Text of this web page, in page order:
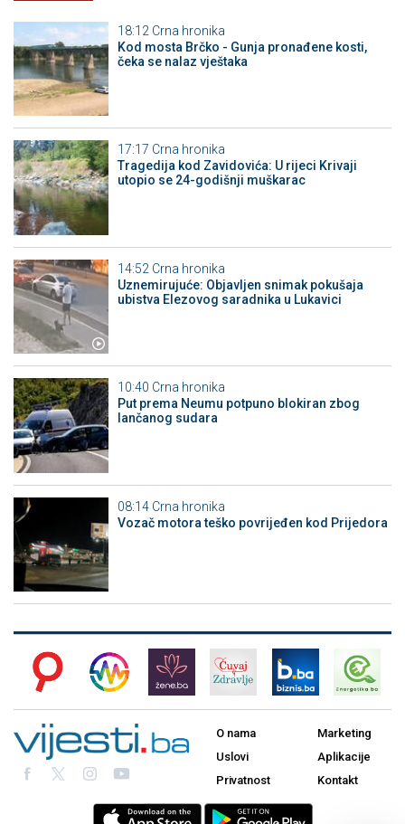
18:12 Crna hronika
Kod mosta Brčko - Gunja pronađene kosti,
čeka se nalaz vještaka
17:17 Crna hronika
Tragedija kod Zavidovića: U rijeci Krivaji
utopio se 24-godišnji muškarac
14:52 Crna hronika
Uznemirujuće: Objavljen snimak pokušaja
ubistva Elezovog saradnika u Lukavici
10:40 Crna hronika
Put prema Neumu potpuno blokiran zbog
lančanog sudara
08:14 Crna hronika
Vozač motora teško povrijeđen kod Prijedora
O nama
Uslovi
Privatnost
Marketing
Aplikacije
Kontakt